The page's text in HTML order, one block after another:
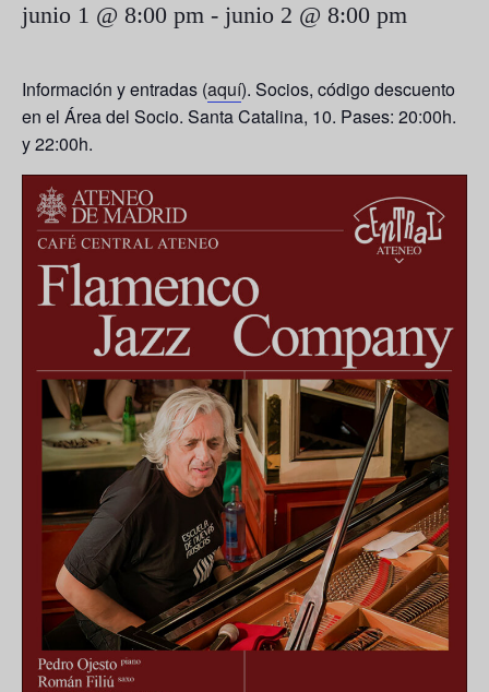
junio 1 @ 8:00 pm - junio 2 @ 8:00 pm
Información y entradas (aquí). Socios, código descuento
en el Área del Socio. Santa Catalina, 10. Pases: 20:00h.
y 22:00h.